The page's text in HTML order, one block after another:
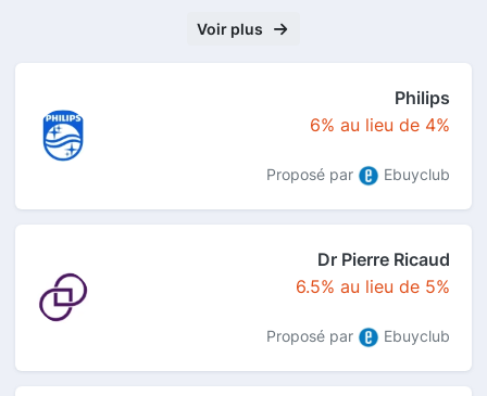
Voir plus
Philips
6% au lieu de 4%
Proposé par Ebuyclub
Dr Pierre Ricaud
6.5% au lieu de 5%
Proposé par Ebuyclub